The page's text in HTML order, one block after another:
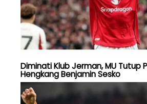
Diminati Klub Jerman, MU Tutup
Hengkang Benjamin Sesko